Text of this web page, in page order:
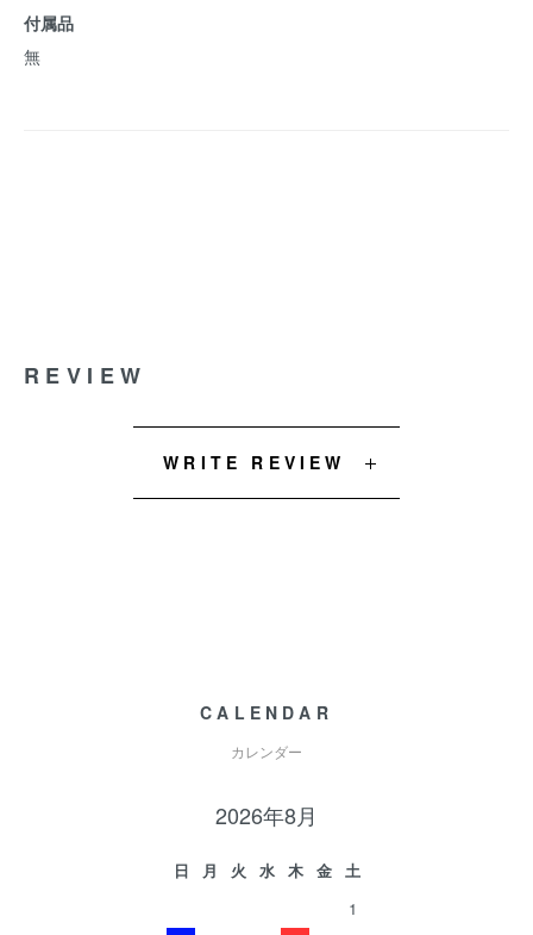
付属品
無
REVIEW
WRITE REVIEW
CALENDAR
カレンダー
2026年8月
日 月 火 水 木 金
土
1